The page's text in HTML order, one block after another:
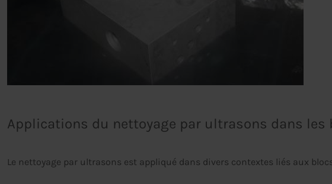
Applications du nettoyage par ultrasons dans les
Le nettoyage par ultrasons est appliqué dans divers contextes liés aux